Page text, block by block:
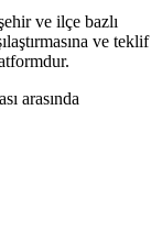
ve ilçe bazlı
ve teklif
arasında